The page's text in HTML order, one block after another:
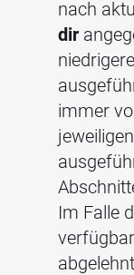
nach
dir
immer
Im Falle